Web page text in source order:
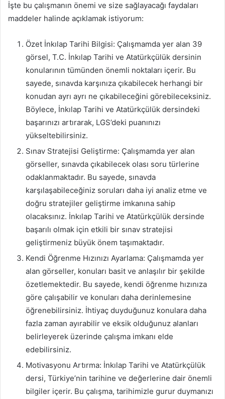
İşte bu çalışmanın önemi ve size sağlayacağı faydaları
maddeler halinde açıklamak istiyorum:
Özet İnkılap Tarihi Bilgisi: Çalışmamda yer alan 39
görsel, T.C. İnkılap Tarihi ve Atatürkçülük dersinin
konularının tümünden önemli noktaları içerir. Bu
sayede, sınavda karşınıza çıkabilecek herhangi bir
konudan ayrı ayrı ne çıkabileceğini görebileceksiniz.
Böylece, İnkılap Tarihi ve Atatürkçülük dersindeki
başarınızı artırarak, LGS’deki puanınızı
yükseltebilirsiniz.
Sınav Stratejisi Geliştirme: Çalışmamda yer alan
görseller, sınavda çıkabilecek olası soru türlerine
odaklanmaktadır. Bu sayede, sınavda
karşılaşabileceğiniz soruları daha iyi analiz etme ve
doğru stratejiler geliştirme imkanına sahip
olacaksınız. İnkılap Tarihi ve Atatürkçülük dersinde
başarılı olmak için etkili bir sınav stratejisi
geliştirmeniz büyük önem taşımaktadır.
Kendi Öğrenme Hızınızı Ayarlama: Çalışmamda yer
alan görseller, konuları basit ve anlaşılır bir şekilde
özetlemektedir. Bu sayede, kendi öğrenme hızınıza
göre çalışabilir ve konuları daha derinlemesine
öğrenebilirsiniz. İhtiyaç duyduğunuz konulara daha
fazla zaman ayırabilir ve eksik olduğunuz alanları
belirleyerek üzerinde çalışma imkanı elde
edebilirsiniz.
Motivasyonu Artırma: İnkılap Tarihi ve Atatürkçülük
dersi, Türkiye’nin tarihine ve değerlerine dair önemli
bilgiler içerir. Bu çalışma, tarihimizle gurur duymanızı